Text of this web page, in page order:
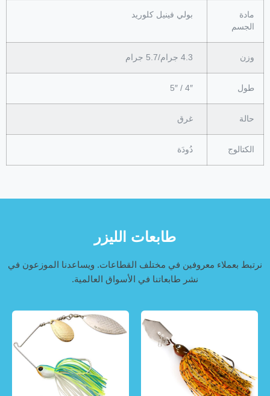
مادة
الجسم
بولي فينيل كلوريد
وزن
طول
حالة غرق
الكتالوج دُودَة
طابعات الليزر
نرتبط بعملاء معروفين في مختلف القطاعات. ويساعدنا الموزعون في
نشر طابعاتنا في الأسواق العالمية.